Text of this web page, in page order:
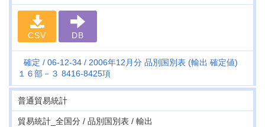
CSV DB
確定 06-12-34
2006年12月分 品別国別表 (輸出 確定値)
１６部－３ 8416-8425項
普通貿易統計
貿易統計_全国分 / 品別国別表 / 輸出